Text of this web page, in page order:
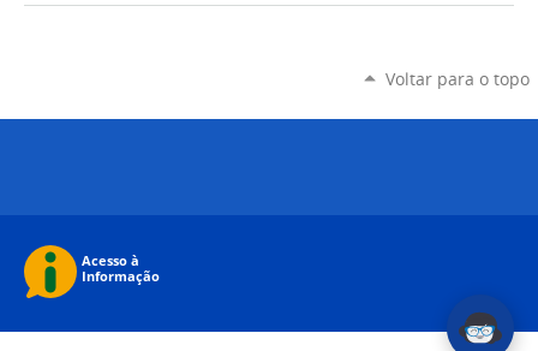
Voltar para o topo